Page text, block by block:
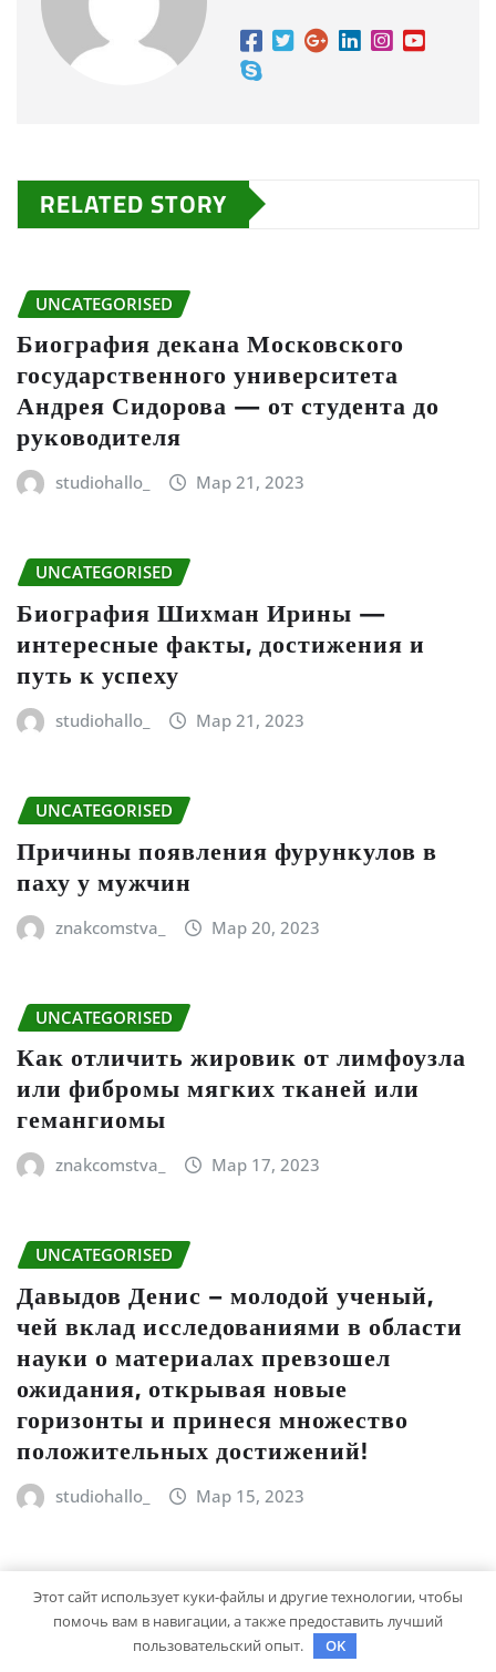
RELATED STORY
UNCATEGORISED
Биография декана Московского
государственного университета
Андрея Сидорова — от студента до
руководителя
studiohallo_ Мар 21, 2023
UNCATEGORISED
Биография Шихман Ирины —
интересные факты, достижения и
путь к успеху
studiohallo_ Мар 21, 2023
UNCATEGORISED
Причины появления фурункулов в
паху у мужчин
znakcomstva_ Мар 20, 2023
UNCATEGORISED
Как отличить жировик от лимфоузла
или фибромы мягких тканей или
гемангиомы
znakcomstva_ Мар 17, 2023
UNCATEGORISED
Давыдов Денис – молодой ученый,
чей вклад исследованиями в области
науки о материалах превзошел
ожидания, открывая новые
горизонты и принеся множество
положительных достижений!
studiohallo_ Мар 15, 2023
Биография Виталий Кищенко — от
детства до великих достижений в
Этот сайт использует куки-файлы и другие технологии, чтобы
помочь вам в навигации, а также предоставить лучший
пользовательский опыт.
OK